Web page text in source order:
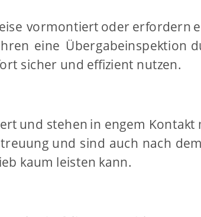
vormontiert oder erfordern
eine Übergabeinspektion
sicher und effizient nutzen.
und stehen in engem Kontakt
und sind auch nach dem
kaum leisten kann.